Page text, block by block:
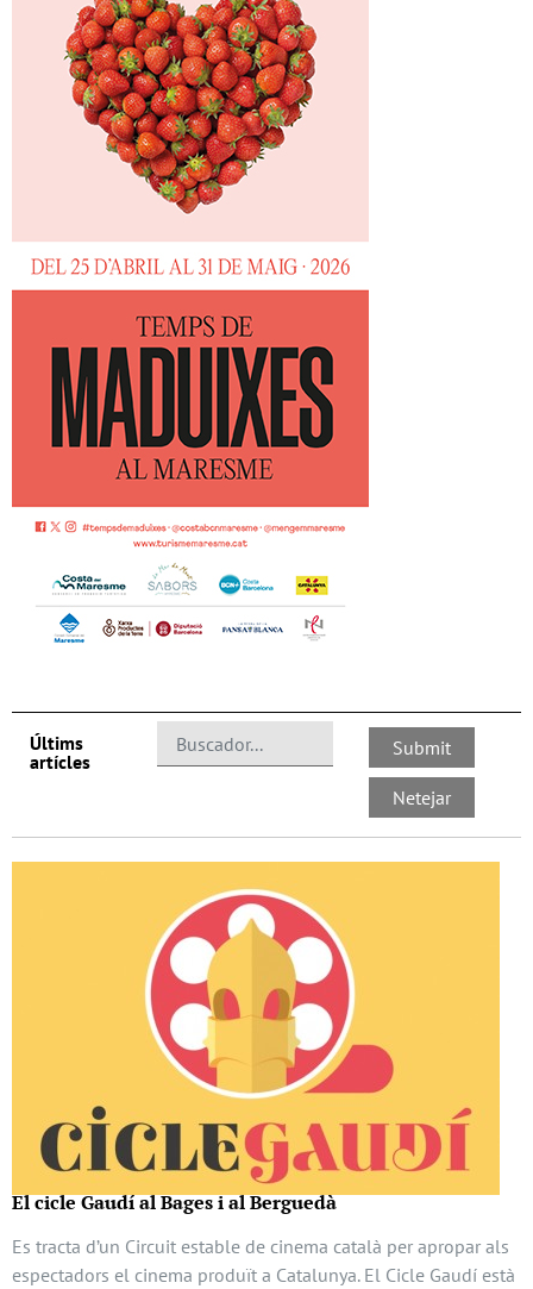
Últims
artícles
El cicle Gaudí al Bages i al Berguedà
Es tracta d’un Circuit estable de cinema català per apropar als
espectadors el cinema produït a Catalunya. El Cicle Gaudí està